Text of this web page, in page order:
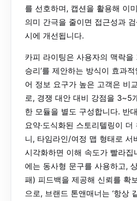
를 선호하며, 캡션을 활용해 이
의미 간극을 줄이면 접근성과
시에 개선됩니다.
카피 라이팅은 사용자의 맥락을
승리’를 제안하는 방식이 효과
어 정보 요구가 높은 고객은 비
로, 경쟁 대안 대비 강점을 3~5
한 모듈을 별도 구성합니다. 반
요약·도식화된 스토리텔링이 더
니, 타임라인/여정 맵 형태로 서
시각화하면 이해 속도가 빨라집
에는 동사형 문구를 사용하고,
패) 피드백을 제공해 신뢰를 확
으로, 브랜드 톤앤매너는 ‘항상